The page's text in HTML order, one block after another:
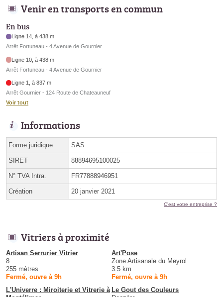
Venir en transports en commun
En bus
Ligne 14, à 438 m
Arrêt Fortuneau - 4 Avenue de Gournier
Ligne 10, à 438 m
Arrêt Fortuneau - 4 Avenue de Gournier
Ligne 1, à 837 m
Arrêt Gournier - 124 Route de Chateauneuf
Voir tout
Informations
Forme juridique SAS
SIRET 88894695100025
N° TVA Intra. FR77888946951
Création 20 janvier 2021
C'est votre entreprise ?
Vitriers à proximité
Artisan Serrurier Vitrier
8
255 mètres
Fermé, ouvre à 9h
Art'Pose
Zone Artisanale du Meyrol
3.5 km
Fermé, ouvre à 9h
L'Univerre : Miroiterie et Vitrerie à Le Gout des Couleurs